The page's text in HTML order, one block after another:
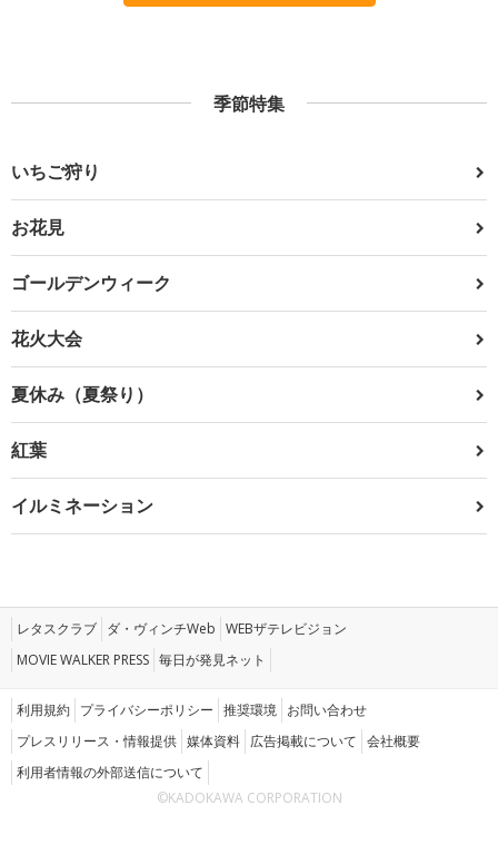
季節特集
いちご狩り
お花見
ゴールデンウィーク
花火大会
夏休み（夏祭り）
紅葉
イルミネーション
レタスクラブ ダ・ヴィンチWeb WEBザテレビジョン
MOVIE WALKER PRESS 毎日が発見ネット
利用規約 プライバシーポリシー 推奨環境 お問い合わせ
プレスリリース・情報提供 媒体資料 広告掲載について 会社概要
利用者情報の外部送信について
©KADOKAWA CORPORATION